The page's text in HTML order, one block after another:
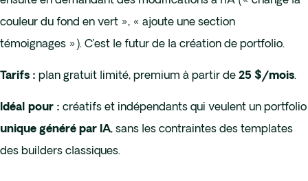
couleur du fond en vert », « ajoute une section
témoignages »). C’est le futur de la création de portfolio.
Tarifs : plan gratuit limité, premium à partir de 25 $/mois.
Idéal pour : créatifs et indépendants qui veulent un portfolio
unique généré par IA, sans les contraintes des templates
des builders classiques.